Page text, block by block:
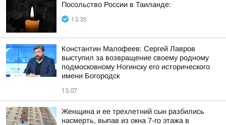
Посольство России в Таиланде:
13:35
Константин Малофеев: Сергей Лавров
выступил за возвращение своему родному
подмосковному Ногинску его исторического
имени Богородск
13:07
Женщина и ее трехлетний сын разбились
насмерть, выпав из окна 7-го этажа в